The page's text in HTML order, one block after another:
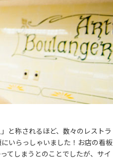
と称されるほど、数々のレストラ
いらっしゃいました！お店の看板
てしまうとのことでしたが、サイ